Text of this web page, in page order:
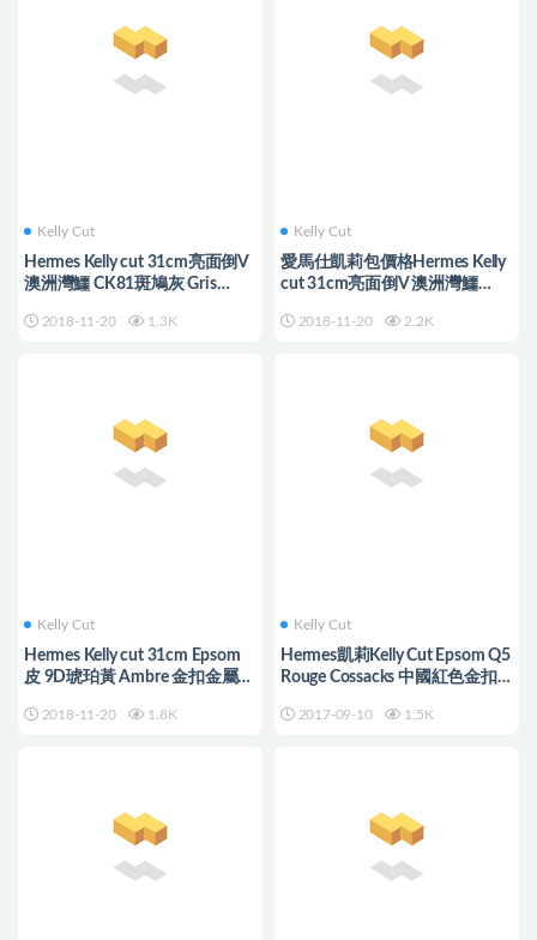
Kelly Cut
Hermes Kelly cut 31cm亮面倒V
澳洲灣鱷 CK81斑鳩灰 Gris
2018-11-20 1.3K
Kelly Cut
愛馬仕凱莉包價格Hermes Kelly
cut 31cm亮面倒V 澳洲灣鱷
2018-11-20 2.2K
Kelly Cut
Hermes Kelly cut 31cm Epsom
皮 9D琥珀黃 Ambre 金扣金屬
2018-11-20 1.8K
Kelly Cut
Hermes凱莉Kelly Cut Epsom Q5
Rouge Cossacks 中國紅色金扣
2017-09-10 1.5K